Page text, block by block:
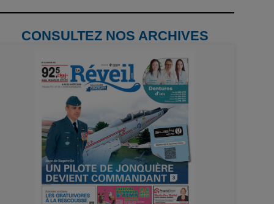
CONSULTEZ NOS ARCHIVES